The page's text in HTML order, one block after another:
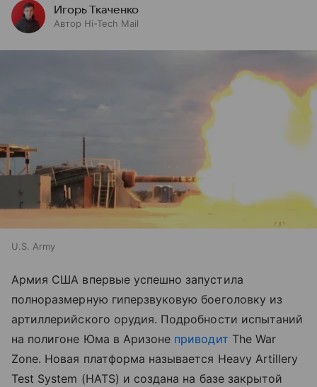
Игорь Ткаченко
Автор Hi-Tech Mail
U.S. Army
Армия США впервые успешно запустила
полноразмерную гиперзвуковую боеголовку из
артиллерийского орудия. Подробности испытаний
на полигоне Юма в Аризоне приводит The War
Zone. Новая платформа называется Heavy Artillery
Test System (HATS) и создана на базе закрытой